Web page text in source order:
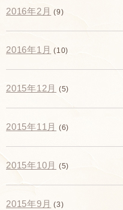
2016年2月 (9)
2016年1月 (10)
2015年12月 (5)
2015年11月 (6)
2015年10月 (5)
2015年9月 (3)